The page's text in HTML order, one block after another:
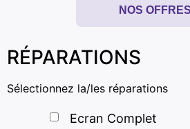
NOS OFFRES
RÉPARATIONS
Sélectionnez la/les réparations
Ecran Complet